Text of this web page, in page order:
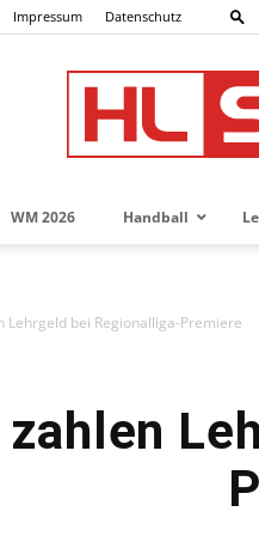
Impressum Datenschutz
WM 2026 Handball
Lehrgeld bei Regionalliga-Premiere
zahlen